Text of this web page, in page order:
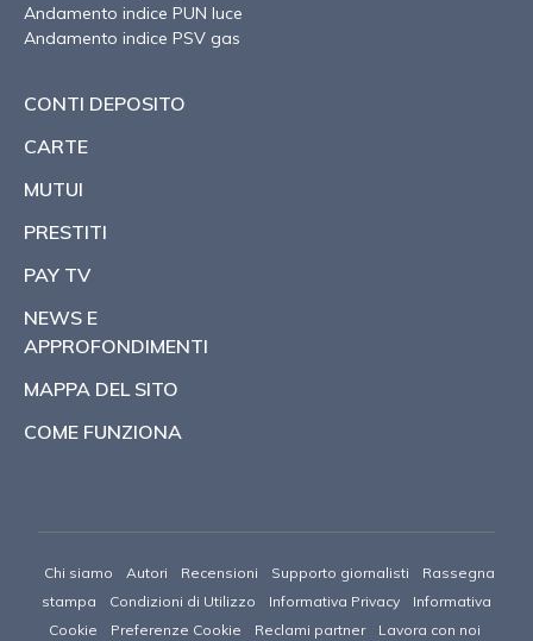
Andamento indice PUN luce
Andamento indice PSV gas
CONTI DEPOSITO
CARTE
MUTUI
PRESTITI
PAY TV
NEWS E
APPROFONDIMENTI
MAPPA DEL SITO
COME FUNZIONA
Chi siamo Autori Recensioni Supporto giornalisti
Rassegna
stampa
Condizioni di Utilizzo Informativa Privacy
Informativa
Cookie
Preferenze Cookie Reclami partner Lavora con noi